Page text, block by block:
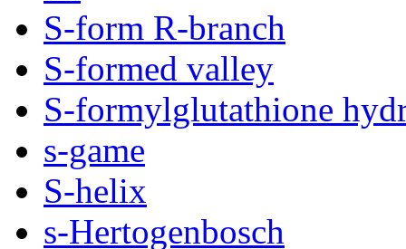
S-form R-branch
S-formed valley
S-formylglutathione
s-game
S-helix
s-Hertogenbosch